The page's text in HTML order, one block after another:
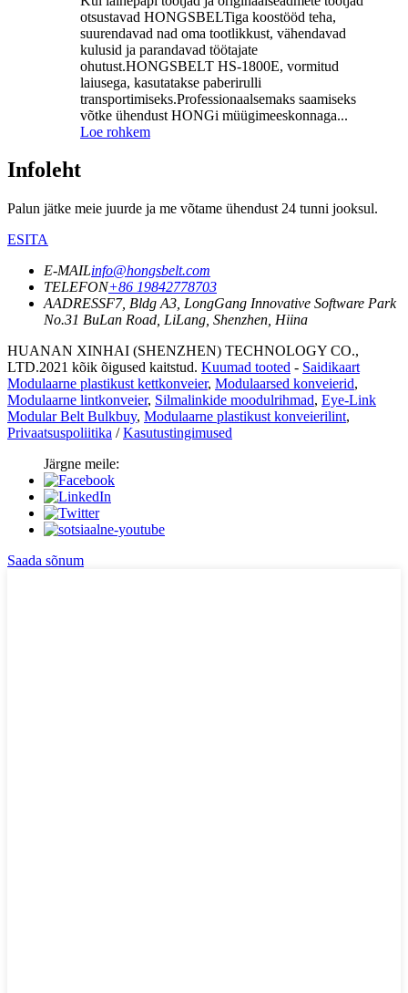
otsustavad HONGSBELTiga koostööd teha,
suurendavad nad oma tootlikkust, vähendavad
kulusid ja parandavad töötajate
ohutust.HONGSBELT HS-1800E, vormitud
laiusega, kasutatakse paberirulli
transportimiseks.Professionaalsemaks saamiseks
võtke ühendust HONGi müügimeeskonnaga...
Loe rohkem
Infoleht
Palun jätke meie juurde ja me võtame ühendust 24 tunni jooksul.
ESITA
E-MAILinfo@hongsbelt.com
TELEFON+86 19842778703
AADRESSF7, Bldg A3, LongGang Innovative Software Park
No.31 BuLan Road, LiLang, Shenzhen, Hiina
HUANAN XINHAI (SHENZHEN) TECHNOLOGY CO.,
LTD.2021 kõik õigused kaitstud. Kuumad tooted - Saidikaart
Modulaarne plastikust kettkonveier, Modulaarsed konveierid,
Modulaarne lintkonveier, Silmalinkide moodulrihmad, Eye-Link
Modular Belt Bulkbuy, Modulaarne plastikust konveierilint,
Privaatsuspoliitika /Kasutustingimused
Järgne meile:
Saada sõnum